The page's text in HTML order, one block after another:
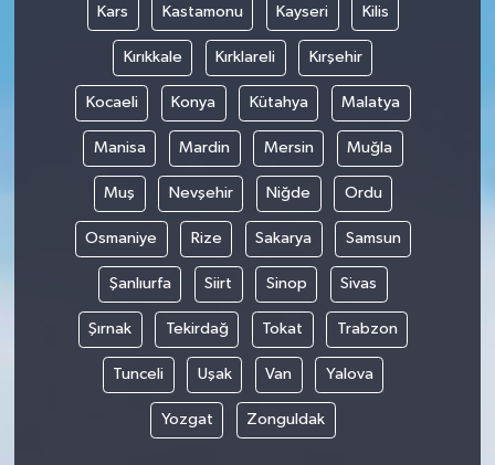
Kars Kastamonu Kayseri Kilis
Kırıkkale Kırklareli Kırşehir
Kocaeli Konya Kütahya Malatya
Manisa Mardin Mersin Muğla
Muş Nevşehir Niğde Ordu
Osmaniye Rize Sakarya Samsun
Şanlıurfa Siirt Sinop Sivas
Şırnak Tekirdağ Tokat Trabzon
Tunceli Uşak Van Yalova
Yozgat Zonguldak